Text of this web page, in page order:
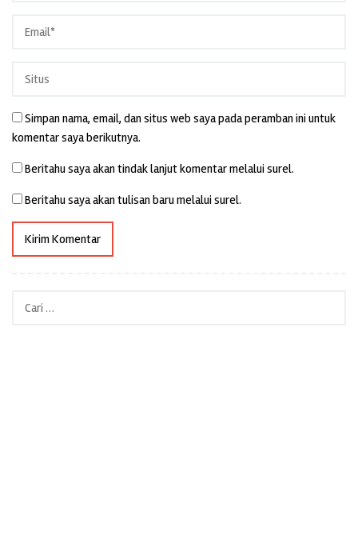
Simpan nama, email, dan situs web saya pada peramban ini untuk
komentar saya berikutnya.
Beritahu saya akan tindak lanjut komentar melalui surel.
Beritahu saya akan tulisan baru melalui surel.